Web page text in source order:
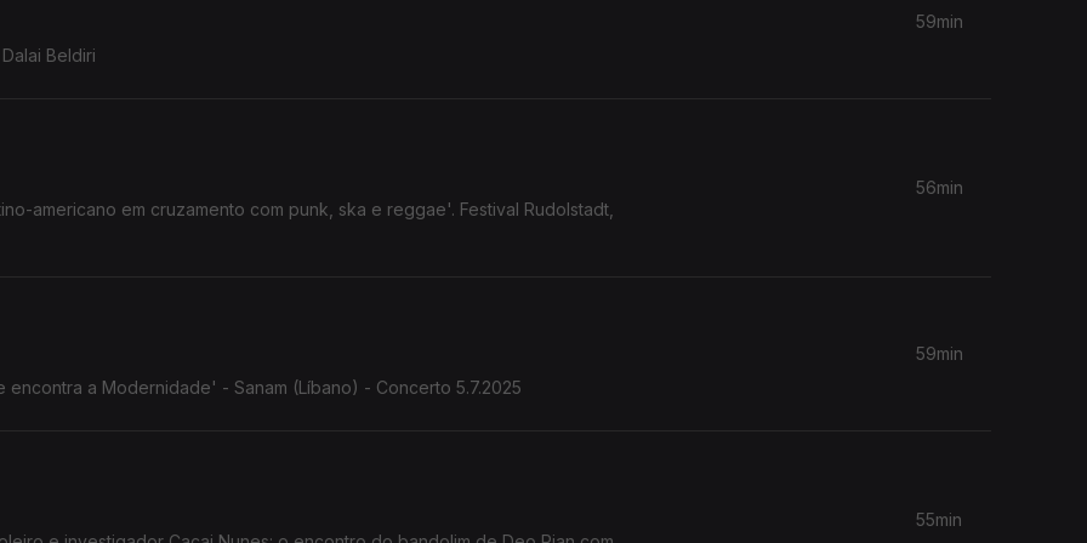
Beldiri
59min
americano em cruzamento com punk, ska e reggae'. Festival Rudolstadt,
56min
a Modernidade' - Sanam (Líbano) - Concerto 5.7.2025
59min
55min